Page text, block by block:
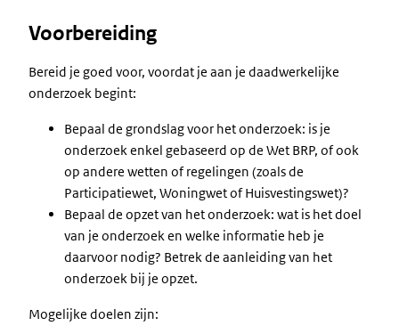
Voorbereiding
Bereid je goed voor, voordat je aan je daadwerkelijke
onderzoek begint:
Bepaal de grondslag voor het onderzoek: is je
onderzoek enkel gebaseerd op de Wet BRP, of ook
op andere wetten of regelingen (zoals de
Participatiewet, Woningwet of Huisvestingswet)?
Bepaal de opzet van het onderzoek: wat is het doel
van je onderzoek en welke informatie heb je
daarvoor nodig? Betrek de aanleiding van het
onderzoek bij je opzet.
Mogelijke doelen zijn: